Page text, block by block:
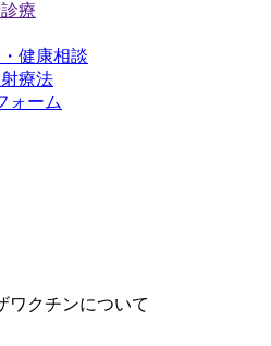
療
健康相談
療法
ォーム
ワクチンについて